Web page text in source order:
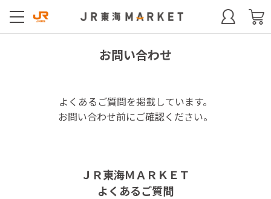
お問い合わせ
よくあるご質問を掲載しています。
お問い合わせ前にご確認ください。
ＪＲ東海ＭＡＲＫＥＴ
よくあるご質問